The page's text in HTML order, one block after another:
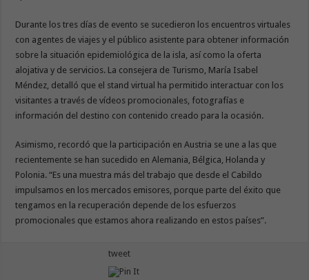
Durante los tres días de evento se sucedieron los encuentros virtuales
con agentes de viajes y el público asistente para obtener información
sobre la situación epidemiológica de la isla, así como la oferta
alojativa y de servicios. La consejera de Turismo, María Isabel
Méndez, detalló que el stand virtual ha permitido interactuar con los
visitantes a través de vídeos promocionales, fotografías e
información del destino con contenido creado para la ocasión.
Asimismo, recordó que la participación en Austria se une a las que
recientemente se han sucedido en Alemania, Bélgica, Holanda y
Polonia. “Es una muestra más del trabajo que desde el Cabildo
impulsamos en los mercados emisores, porque parte del éxito que
tengamos en la recuperación depende de los esfuerzos
promocionales que estamos ahora realizando en estos países”.
tweet